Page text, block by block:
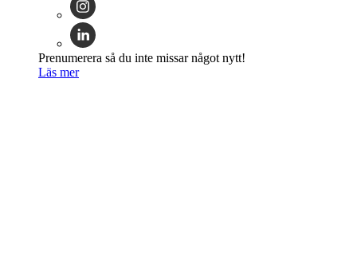
Prenumerera så du inte missar något nytt!
Läs mer